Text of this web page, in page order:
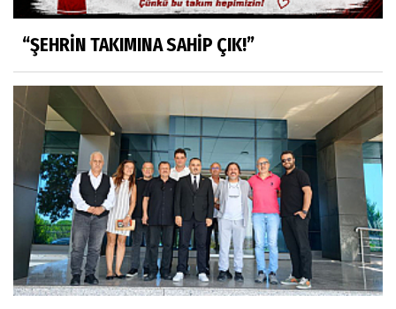
“ŞEHRİN TAKIMINA SAHİP ÇIK!”